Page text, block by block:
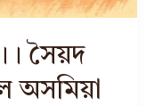
সৈয়দ
অসমিয়া